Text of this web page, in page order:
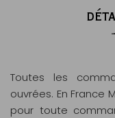
Toutes les
ouvrées. En France
pour toute